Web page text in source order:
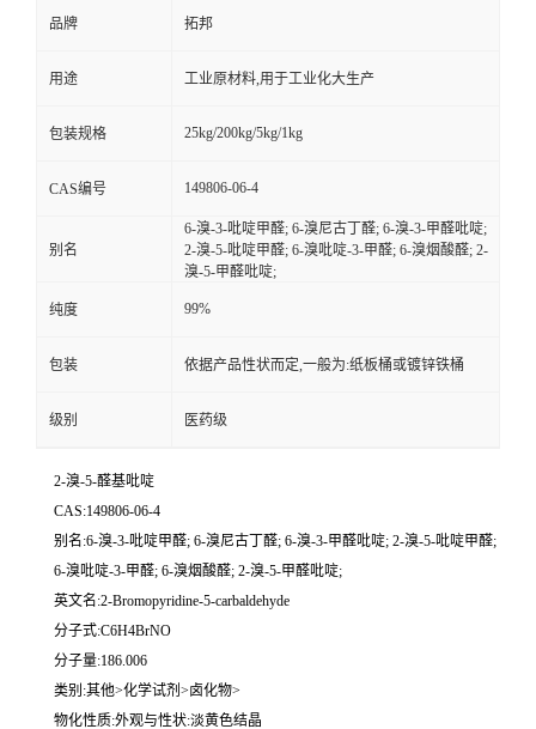
品牌 拓邦
用途 工业原材料,用于工业化大生产
包装规格 25kg/200kg/5kg/1kg
CAS编号 149806-06-4
别名
6-溴-3-吡啶甲醛; 6-溴尼古丁醛; 6-溴-3-甲醛吡啶;
2-溴-5-吡啶甲醛; 6-溴吡啶-3-甲醛; 6-溴烟酸醛; 2-
溴-5-甲醛吡啶;
纯度 99%
包装 依据产品性状而定,一般为:纸板桶或镀锌铁桶
级别 医药级
2-溴-5-醛基吡啶
CAS:149806-06-4
别名:6-溴-3-吡啶甲醛; 6-溴尼古丁醛; 6-溴-3-甲醛吡啶; 2-溴-5-吡啶甲醛;
6-溴吡啶-3-甲醛; 6-溴烟酸醛; 2-溴-5-甲醛吡啶;
英文名:2-Bromopyridine-5-carbaldehyde
分子式:C6H4BrNO
分子量:186.006
类别:其他>化学试剂>卤化物>
物化性质:外观与性状:淡黄色结晶